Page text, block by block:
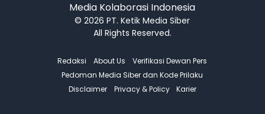
Media Kolaborasi Indonesia
© 2026 PT. Ketik Media Siber
All Rights Reserved.
Redaksi About Us
Verifikasi Dewan Pers
Pedoman Media Siber dan Kode Prilaku
Disclaimer
Privacy & Policy Karier